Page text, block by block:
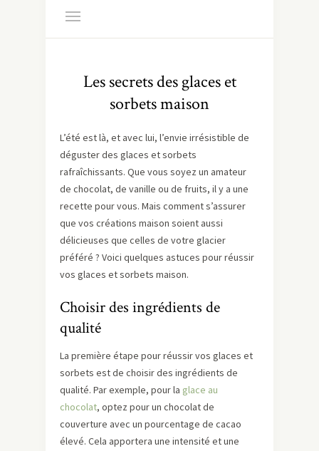
Les secrets des glaces et
sorbets maison
L’été est là, et avec lui, l’envie irrésistible de
déguster des glaces et sorbets
rafraîchissants. Que vous soyez un amateur
de chocolat, de vanille ou de fruits, il y a une
recette pour vous. Mais comment s’assurer
que vos créations maison soient aussi
délicieuses que celles de votre glacier
préféré ? Voici quelques astuces pour réussir
vos glaces et sorbets maison.
Choisir des ingrédients de
qualité
La première étape pour réussir vos glaces et
sorbets est de choisir des ingrédients de
qualité. Par exemple, pour la glace au
chocolat, optez pour un chocolat de
couverture avec un pourcentage de cacao
élevé. Cela apportera une intensité et une